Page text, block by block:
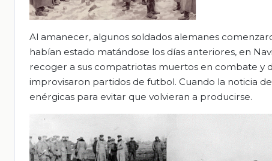
Al amanecer, algunos soldados alemanes
habían estado matándose los días anteriores, en
recoger a sus compatriotas muertos en combate y
improvisaron partidos de futbol. Cuando la noticia
enérgicas para evitar que volvieran a producirse.